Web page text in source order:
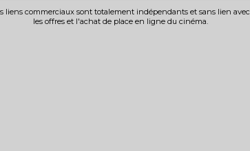
liens commerciaux sont totalement indépendants et sans lien avec
les offres et l'achat de place en ligne du cinéma.